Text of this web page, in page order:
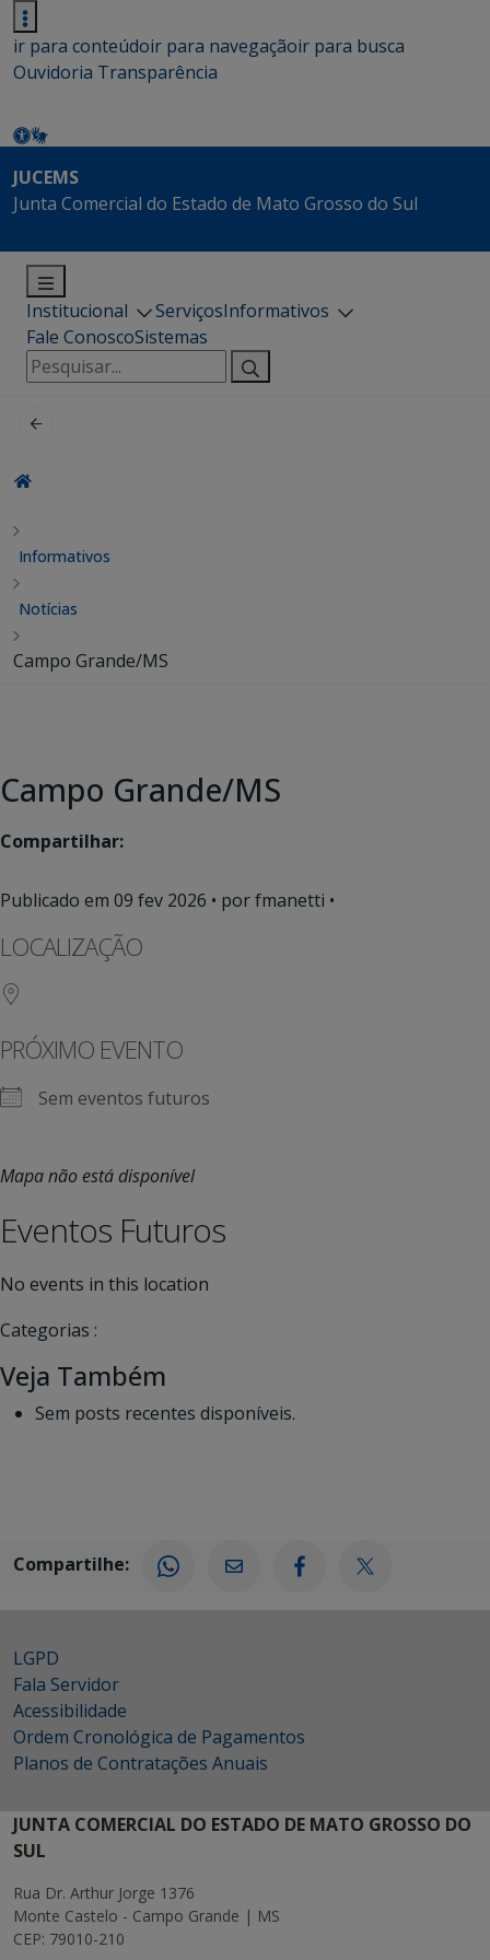
ir para conteúdoir para navegaçãoir para busca
Ouvidoria Transparência
JUCEMS
Junta Comercial do Estado de Mato Grosso do Sul
Institucional ServiçosInformativos
Fale ConoscoSistemas
Pesquisar
por:
Informativos
Notícias
Campo Grande/MS
Campo Grande/MS
Compartilhar:
Publicado em 09 fev 2026 • por fmanetti •
LOCALIZAÇÃO
PRÓXIMO EVENTO
Sem eventos futuros
Mapa não está disponível
Eventos Futuros
No events in this location
Categorias :
Veja Também
Sem posts recentes disponíveis.
Compartilhe:
LGPD
Fala Servidor
Acessibilidade
Ordem Cronológica de Pagamentos
Planos de Contratações Anuais
JUNTA COMERCIAL DO ESTADO DE MATO GROSSO DO
SUL
Rua Dr. Arthur Jorge 1376
Monte Castelo - Campo Grande | MS
CEP: 79010-210